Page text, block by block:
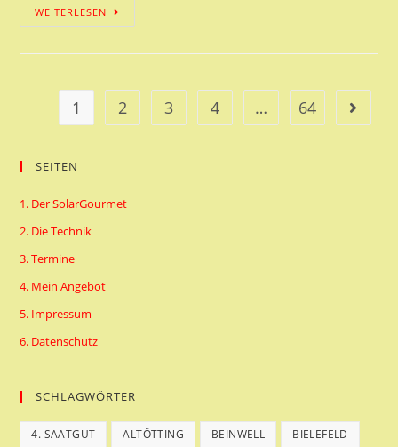
WEITERLESEN
1 2 3 4 … 64 Gehe
SEITEN
1. Der SolarGourmet
2. Die Technik
3. Termine
4. Mein Angebot
5. Impressum
6. Datenschutz
SCHLAGWÖRTER
4. SAATGUT ALTÖTTING BEINWELL BIELEFELD